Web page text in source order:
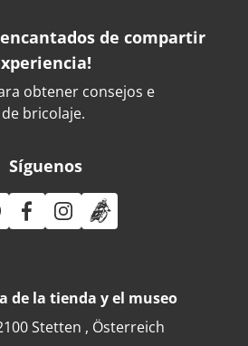
encantados de compartir
obtener consejos e
bricolaje.
Síguenos
de la tienda y el museo
Stetten , Österreich